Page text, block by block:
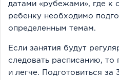
датами «рубежами», где к
ребенку необходимо
определенным темам.
Если занятия будут
следовать расписанию, то
и легче. Подготовиться